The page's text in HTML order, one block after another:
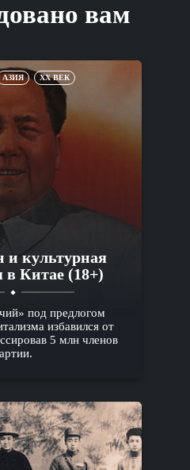
вам
АЗИЯ XX ВЕК
и культурная
в Китае (18+)
под предлогом
избавился от
5 млн членов